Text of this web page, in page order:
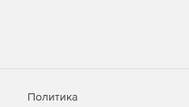
Политика